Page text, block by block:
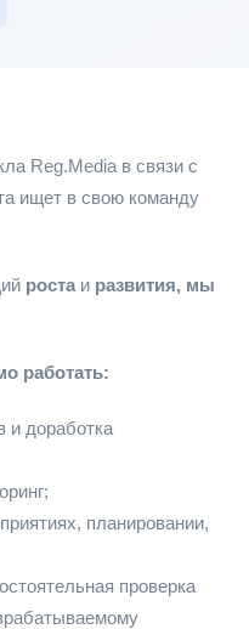
Reg.Media в связи с
ищет в свою команду
роста и развития, мы
работать:
и доработка
планировании,
проверка